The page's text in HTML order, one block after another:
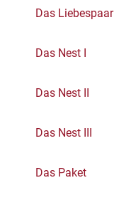
Das Liebespaar
Das Nest I
Das Nest II
Das Nest III
Das Paket